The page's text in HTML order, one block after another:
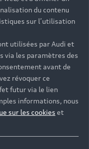
cookies
du contenu
sur l’utilisation
utilisées par Audi et
via les paramètres des
avant de
révoquer ce
futur via le lien
informations, nous
sur les cookies et